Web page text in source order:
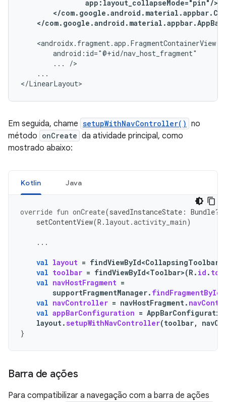
</
...
...
</LinearLayout>
Em seguida, chame setupWithNavController() no
método onCreate da atividade principal, como
mostrado abaixo:
Kotlin Java
override fun onCreate(savedInstanceState : Bundle?)
setContentView(R . layout.activity_main)
...
val layout =
val toolbar = findViewById<Toolbar>(R. id .
val navHostFragment =
supportFragmentManager. findFragmentById
val navController = navHostFragment.
val appBarConfiguration =
layout.setupWithNavController(toolbar,
}
Barra de ações
Para compatibilizar a navegação com a barra de ações